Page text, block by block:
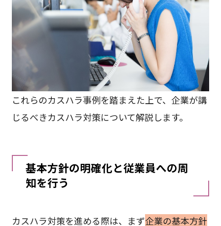
これらのカスハラ事例を踏まえた上で、企業が講
じるべきカスハラ対策について解説します。
基本方針の明確化と従業員への周
知を行う
カスハラ対策を進める際は、まず企業の基本方針